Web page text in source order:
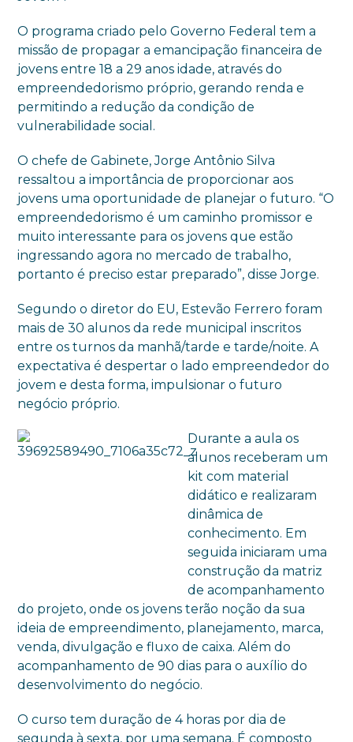
O programa criado pelo Governo Federal tem a
missão de propagar a emancipação financeira de
jovens entre 18 a 29 anos idade, através do
empreendedorismo próprio, gerando renda e
permitindo a redução da condição de
vulnerabilidade social.
O chefe de Gabinete, Jorge Antônio Silva
ressaltou a importância de proporcionar aos
jovens uma oportunidade de planejar o futuro. “O
empreendedorismo é um caminho promissor e
muito interessante para os jovens que estão
ingressando agora no mercado de trabalho,
portanto é preciso estar preparado”, disse Jorge.
Segundo o diretor do EU, Estevão Ferrero foram
mais de 30 alunos da rede municipal inscritos
entre os turnos da manhã/tarde e tarde/noite. A
expectativa é despertar o lado empreendedor do
jovem e desta forma, impulsionar o futuro
negócio próprio.
Durante a aula os
alunos receberam um
kit com material
didático e realizaram
dinâmica de
conhecimento. Em
seguida iniciaram uma
construção da matriz
de acompanhamento
do projeto, onde os jovens terão noção da sua
ideia de empreendimento, planejamento, marca,
venda, divulgação e fluxo de caixa. Além do
acompanhamento de 90 dias para o auxílio do
desenvolvimento do negócio.
O curso tem duração de 4 horas por dia de
segunda à sexta, por uma semana. É composto